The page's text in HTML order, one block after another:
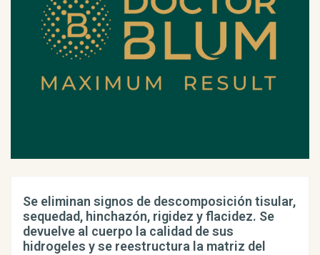
Se eliminan signos de descomposición tisular,
sequedad, hinchazón, rigidez y flacidez. Se
devuelve al cuerpo la calidad de sus
hidrogeles y se reestructura la matriz del